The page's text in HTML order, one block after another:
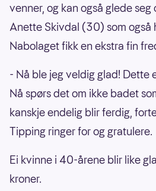
venner, og kan også glede
Anette Skivdal (30) som også
Nabolaget fikk en ekstra fin
- Nå ble jeg veldig glad! Dette
Nå spørs det om ikke badet
kanskje endelig blir ferdig,
Tipping ringer for og gratulere.
Ei kvinne i 40-årene blir like
kroner.